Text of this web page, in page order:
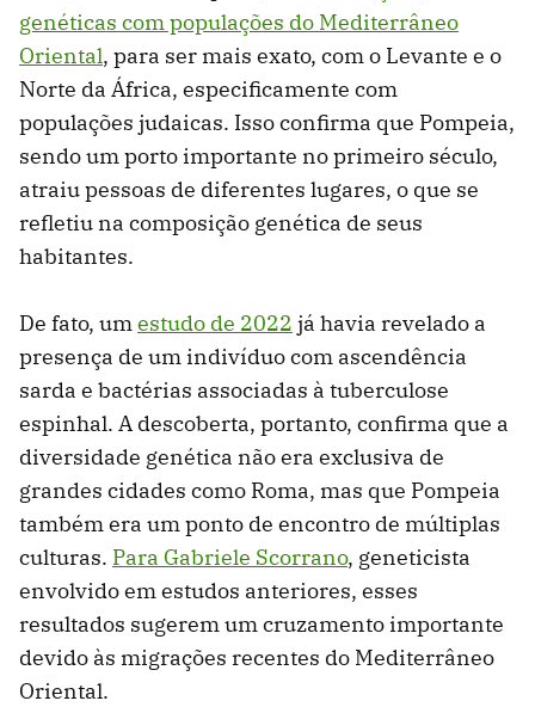
genéticas com populações do Mediterrâneo
Oriental, para ser mais exato, com o Levante e o
Norte da África, especificamente com
populações judaicas. Isso confirma que Pompeia,
sendo um porto importante no primeiro século,
atraiu pessoas de diferentes lugares, o que se
refletiu na composição genética de seus
habitantes.
De fato, umestudo de 2022 já havia revelado a
presença de um indivíduo com ascendência
sarda e bactérias associadas à tuberculose
espinhal. A descoberta, portanto, confirma que a
diversidade genética não era exclusiva de
grandes cidades como Roma, mas que Pompeia
também era um ponto de encontro de múltiplas
culturas. Para Gabriele Scorrano, geneticista
envolvido em estudos anteriores, esses
resultados sugerem um cruzamento importante
devido às migrações recentes do Mediterrâneo
Oriental.